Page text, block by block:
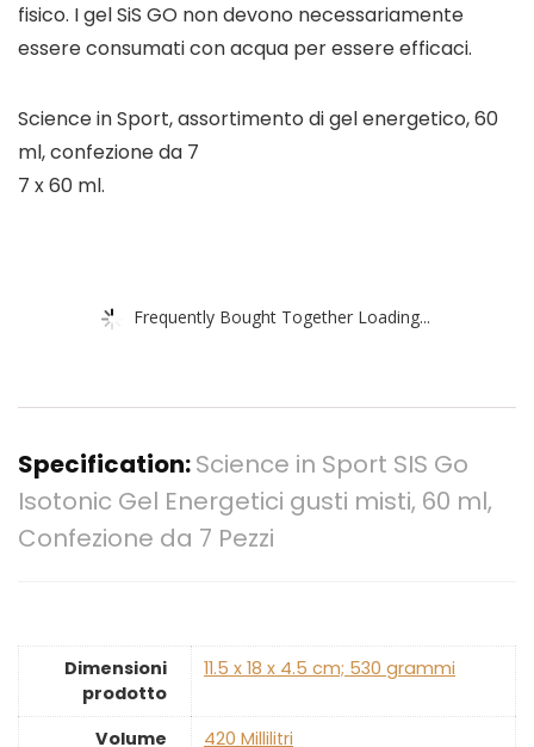
fisico. I gel SiS GO non devono necessariamente
essere consumati con acqua per essere efficaci.
Science in Sport, assortimento di gel energetico, 60
ml, confezione da 7
7 x 60 ml.
Frequently Bought Together Loading...
Specification:Science in Sport SIS Go
Isotonic Gel Energetici gusti misti, 60 ml,
Confezione da 7 Pezzi
Dimensioni
prodotto
‎11.5 x 18 x 4.5 cm; 530 grammi
Volume ‎420 Millilitri